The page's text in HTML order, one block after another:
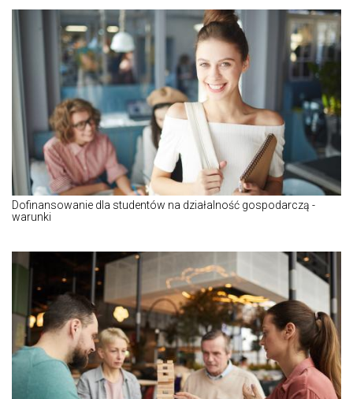
Dofinansowanie dla studentów na działalność gospodarczą -
warunki